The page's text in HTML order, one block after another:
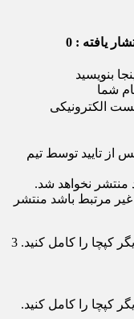
یافته : 0
بنویسید
شما
الکترونیکی
از تایید توسط تیم
منتشر نخواهد شد.
غیر مرتبط باشد منتشر
کپچا را کامل کنید. 3
کپچا را کامل کنید.